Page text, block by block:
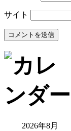
サイト
2026年8月